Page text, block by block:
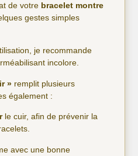
de votre bracelet montre
gestes simples
je recommande
incolore.
» remplit plusieurs
également :
le cuir, afin de prévenir la
avec une bonne